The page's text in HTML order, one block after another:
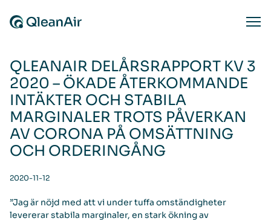
QLEANAIR DELÅRSRAPPORT KV 3
2020 – ÖKADE ÅTERKOMMANDE
INTÄKTER OCH STABILA
MARGINALER TROTS PÅVERKAN
AV CORONA PÅ OMSÄTTNING
OCH ORDERINGÅNG
2020-11-12
”Jag är nöjd med att vi under tuffa omständigheter
levererar stabila marginaler, en stark ökning av